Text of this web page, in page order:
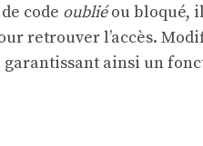
code oubliéou bloqué,
retrouver l’accès.
garantissant ainsi un